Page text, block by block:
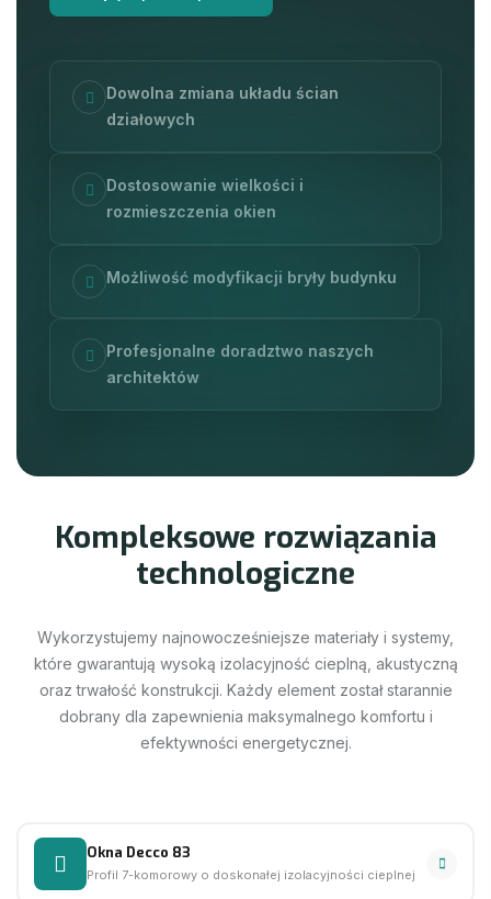
Dowolna zmiana układu ścian
działowych
Dostosowanie wielkości i
rozmieszczenia okien
Możliwość modyfikacji bryły budynku
Profesjonalne doradztwo naszych
architektów
TECHNOLOGIA
Kompleksowe rozwiązania
technologiczne
Wykorzystujemy najnowocześniejsze materiały i systemy,
które gwarantują wysoką izolacyjność cieplną, akustyczną
oraz trwałość konstrukcji. Każdy element został starannie
dobrany dla zapewnienia maksymalnego komfortu i
efektywności energetycznej.
Okna Decco 83
Profil 7-komorowy o doskonałej izolacyjności cieplnej